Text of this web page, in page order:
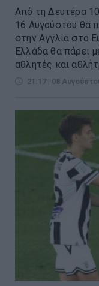
Από τη Δευτέρα
16 Αυγούστου θα
στην Αγγλία στο
Ελλάδα θα πάρει
αθλητές και
21:17 | 08